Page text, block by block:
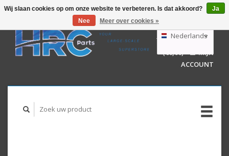
GBP
AUD
Nederlands
Deutsch
English
WINKELWAGEN
(€0,00)
MIJN
ACCOUNT
Wij slaan cookies op om onze website te verbeteren. Is dat akkoord?
Ja
Nee
Meer over cookies »